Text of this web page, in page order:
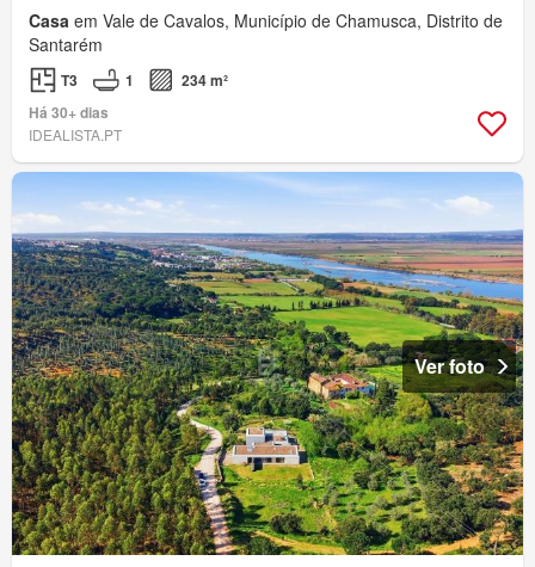
Casa em Vale de Cavalos, Município de Chamusca, Distrito de
Santarém
T3 1
234 m²
Há 30+ dias
IDEALISTA.PT
Ver foto